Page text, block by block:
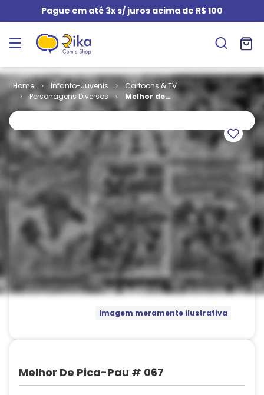
Pague em até 3x s/ juros acima de R$ 100
Infanto-Juvenis
Cartoons & TV
Personagens Diversos
Melhor de
Imagem meramente ilustrativa
Melhor De Pica-Pau # 067